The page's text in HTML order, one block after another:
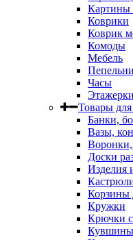
Картины
Коврики
Коврик
Комоды
Мебель
Часы
Товары
Банки,
Вазы,
Доски
Изделия
Корзины
Кружки
Крючки
Кувшины